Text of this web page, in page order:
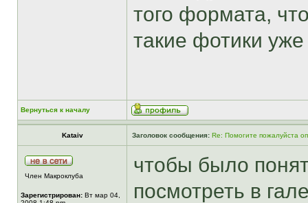
того формата,
такие фотики
Вернуться к началу
Kataiv Заголовок сообщения: Re: Помогите пожалуйста
Член Макроклуба
Зарегистрирован: Вт мар 04,
чтобы было
посмотреть в